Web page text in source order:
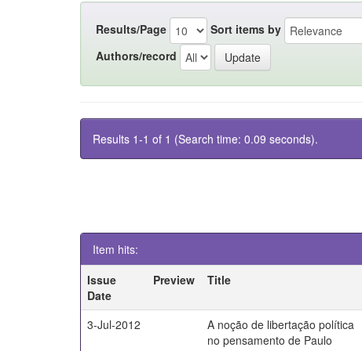
Results/Page Sort items by
Authors/record
Results 1-1 of 1 (Search time: 0.09 seconds).
Item hits:
Issue
Date
Preview Title
3-Jul-2012
A noção de libertação política
no pensamento de Paulo